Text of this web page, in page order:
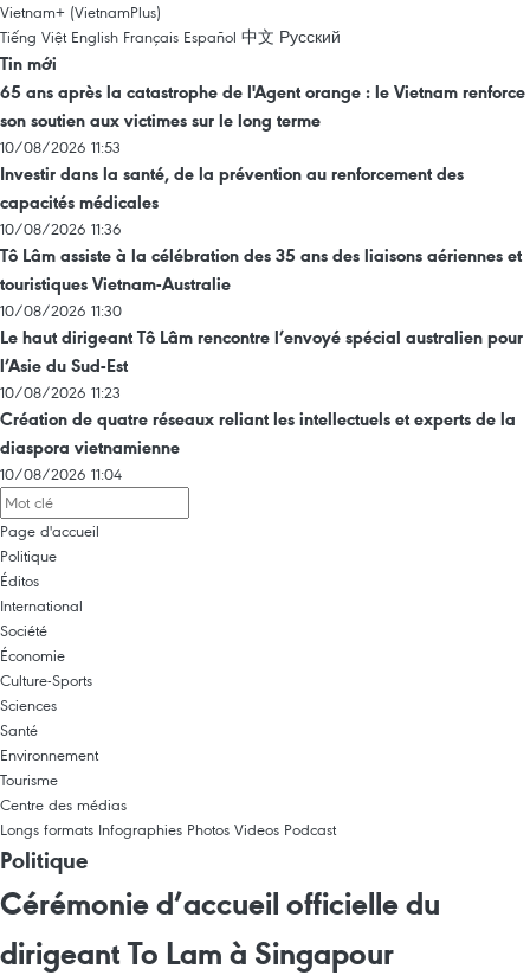
Vietnam+ (VietnamPlus)
Tiếng Việt English Français Español 中文 Русский
Tin mới
65 ans après la catastrophe de l'Agent orange : le Vietnam renforce
son soutien aux victimes sur le long terme
10/08/2026 11:53
Investir dans la santé, de la prévention au renforcement des
capacités médicales
10/08/2026 11:36
Tô Lâm assiste à la célébration des 35 ans des liaisons aériennes et
touristiques Vietnam-Australie
10/08/2026 11:30
Le haut dirigeant Tô Lâm rencontre l’envoyé spécial australien pour
l’Asie du Sud-Est
10/08/2026 11:23
Création de quatre réseaux reliant les intellectuels et experts de la
diaspora vietnamienne
10/08/2026 11:04
Page d'accueil
Politique
Éditos
International
Société
Économie
Culture-Sports
Sciences
Santé
Environnement
Tourisme
Centre des médias
Longs formats Infographies Photos Videos Podcast
Politique
Cérémonie d’accueil officielle du
dirigeant To Lam à Singapour